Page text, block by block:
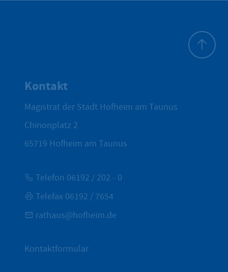
Kontakt
Magistrat der Stadt Hofheim am Taunus
Chinonplatz 2
65719 Hofheim am Taunus
Telefon 06192 / 202 - 0
Telefax 06192 / 7654
rathaus@hofheim.de
Kontaktformular